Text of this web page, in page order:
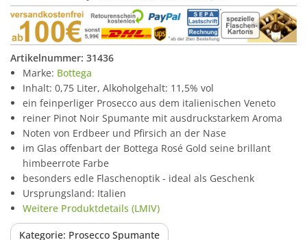
Artikelnummer: 31436
Marke: Bottega
Inhalt: 0,75 Liter, Alkoholgehalt: 11,5% vol
ein feinperliger Prosecco aus dem italienischen Veneto
reiner Pinot Noir Spumante mit ausdruckstarkem Aroma
Noten von Erdbeer und Pfirsich an der Nase
im Glas offenbart der Bottega Rosé Gold seine brillant
himbeerrote Farbe
besonders edle Flaschenoptik - ideal als Geschenk
Ursprungsland: Italien
Weitere Produktdetails (LMIV)
Kategorie: Prosecco Spumante